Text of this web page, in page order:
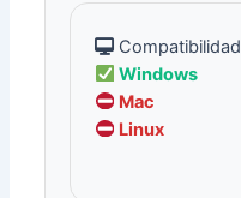
Compatibilidad
Windows
Mac
Linux